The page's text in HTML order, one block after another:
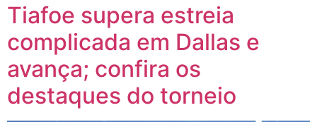
Tiafoe supera estreia
complicada em Dallas e
avança; confira os
destaques do torneio